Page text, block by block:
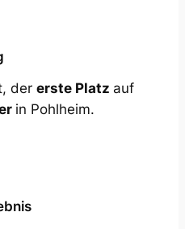
der erste Platz auf
in Pohlheim.